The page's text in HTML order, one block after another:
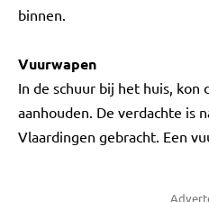
binnen.
Vuurwapen
In de schuur bij het huis, kon
aanhouden. De verdachte is
Vlaardingen gebracht. Een